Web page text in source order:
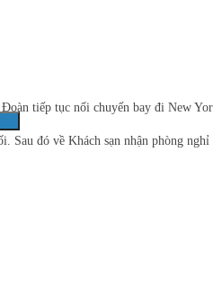
tiếp tục nối chuyến bay đi New
Sau đó về Khách sạn nhận phòng